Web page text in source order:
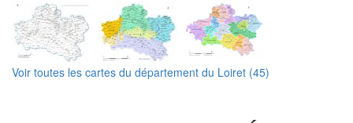
Voir toutes les cartes du département du Loiret (45)